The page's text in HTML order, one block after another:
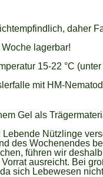
daher
lagerbar!
15-22 °C
mit HM-
Gel als
Lebende Nützlinge
des Wochenendes
führen wir
ausreicht. Bei
sich Lebewesen